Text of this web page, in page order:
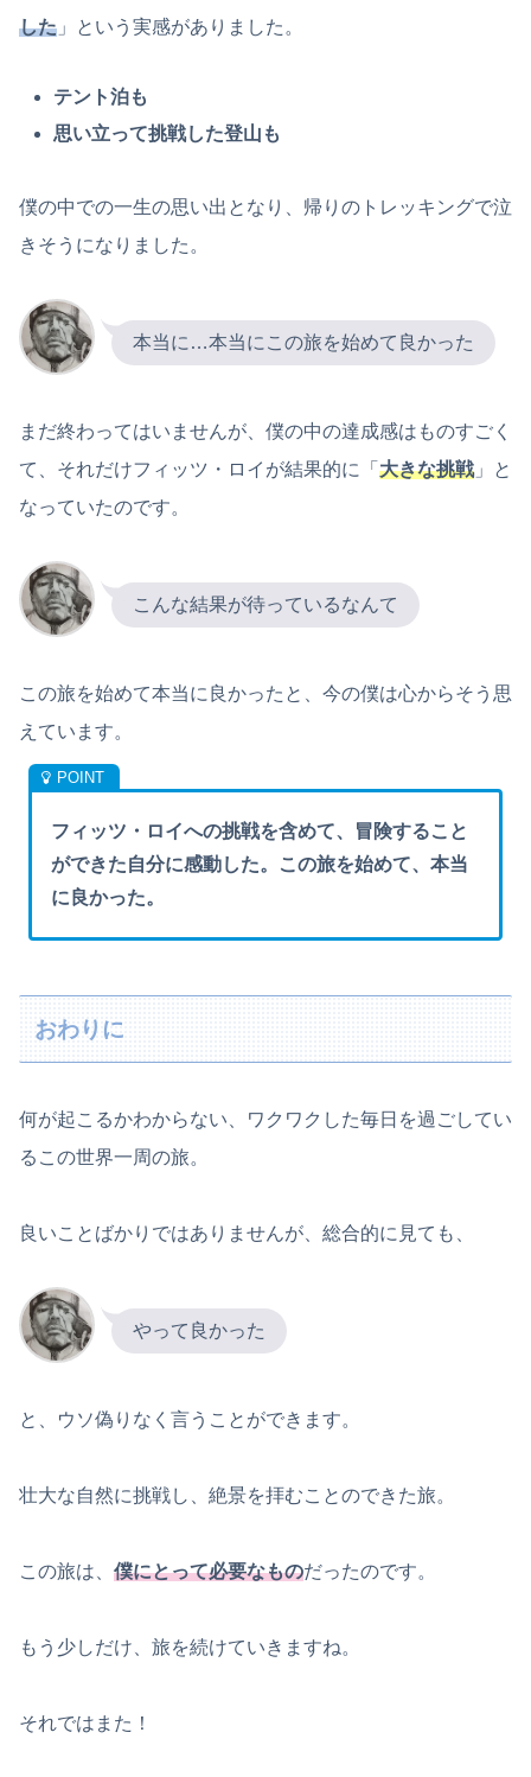
した 」という実感がありました。
テント泊も
思い立って挑戦した登山も
僕の中での一生の思い出となり、帰りのトレッキングで泣
きそうになりました。
本当に…本当にこの旅を始めて良かった
まだ終わってはいませんが、僕の中の達成感はものすごく
て、それだけフィッツ・ロイが結果的に「 大きな挑戦」と
なっていたのです。
こんな結果が待っているなんて
この旅を始めて本当に良かったと、今の僕は心からそう思
えています。
フィッツ・ロイへの挑戦を含めて、冒険すること
ができた自分に感動した。この旅を始めて、本当
に良かった。
おわりに
何が起こるかわからない、ワクワクした毎日を過ごしてい
るこの世界一周の旅。
良いことばかりではありませんが、総合的に見ても、
やって良かった
と、ウソ偽りなく言うことができます。
壮大な自然に挑戦し、絶景を拝むことのできた旅。
この旅は、 僕にとって必要なものだったのです。
もう少しだけ、旅を続けていきますね。
それではまた！